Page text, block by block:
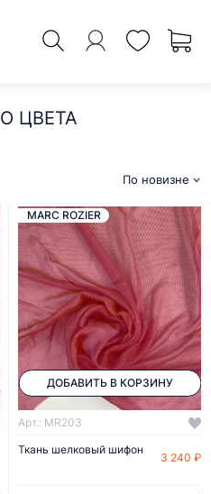
ЦВЕТА
По новизне
ДОБАВИТЬ В КОРЗИНУ
MARC ROZIER
Арт.: MR203
Ткань шелковый шифон
3 240 ₽